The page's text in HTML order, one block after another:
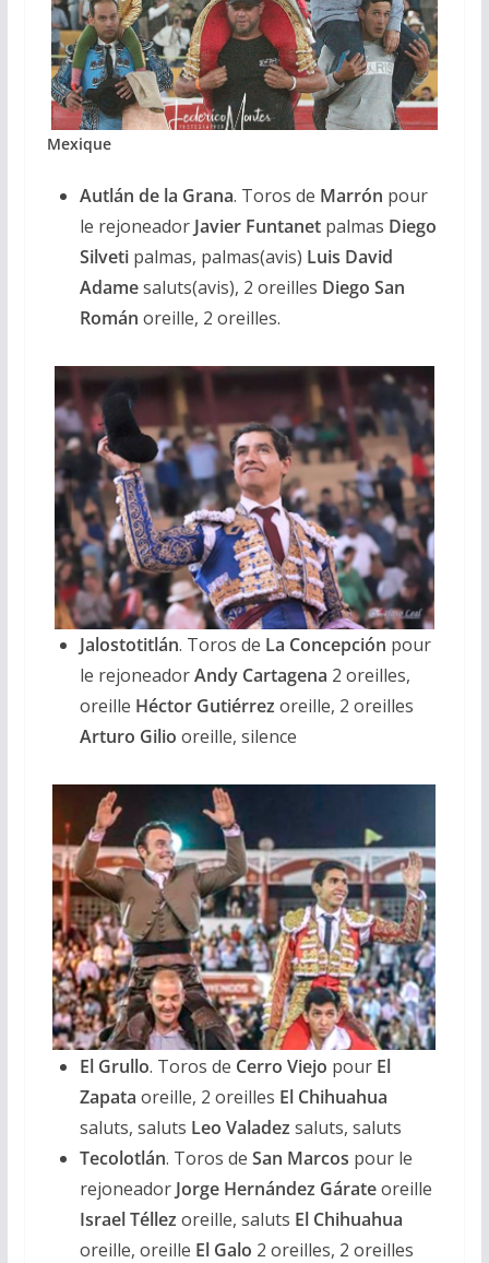
Mexique
Autlán de la Grana. Toros de Marrón pour
le rejoneador Javier Funtanetpalmas Diego
Silvetipalmas, palmas(avis) Luis David
Adamesaluts(avis), 2 oreilles Diego San
Román oreille, 2 oreilles.
Jalostotitlán. Toros de La Concepción pour
le rejoneadorAndy Cartagena 2 oreilles,
oreille Héctor Gutiérrez oreille, 2 oreilles
Arturo Gilio oreille, silence
El Grullo. Toros de Cerro Viejo pour El
Zapata oreille, 2 oreilles El Chihuahua
saluts, saluts Leo Valadez saluts, saluts
Tecolotlán. Toros de San Marcos pour le
rejoneador Jorge Hernández Gárateoreille
Israel Téllez oreille, saluts El Chihuahua
oreille, oreille El Galo 2 oreilles, 2 oreilles